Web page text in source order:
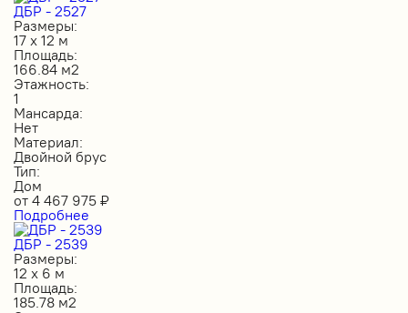
ДБР - 2527
Размеры:
17 х 12 м
Площадь:
166.84 м2
Этажность:
1
Мансарда:
Нет
Материал:
Двойной брус
Тип:
Дом
от 4 467 975 ₽
Подробнее
ДБР - 2539
Размеры:
12 х 6 м
Площадь:
185.78 м2